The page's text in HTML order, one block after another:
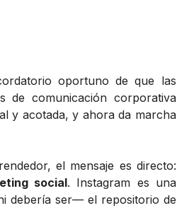
oportuno de que las
de comunicación corporativa
y acotada, y ahora da marcha
el mensaje es directo:
social. Instagram es una
debería ser— el repositorio de